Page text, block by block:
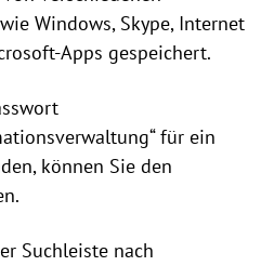
Windows, Skype, Internet
Apps gespeichert.
für ein
können Sie den
Suchleiste nach